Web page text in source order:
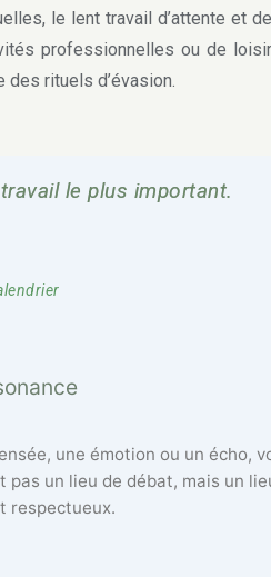
le lent travail d’attente et de
professionnelles ou de loisir
des rituels d’évasion.
le plus important.
une émotion ou un écho,
pas un lieu de débat, mais un
respectueux.